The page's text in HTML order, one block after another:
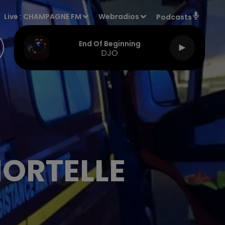
Live : CHAMPAGNE FM Webradios Podcasts
End Of Beginning
DJO